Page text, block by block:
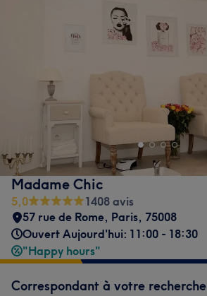
Madame Chic
5,0
1408 avis
57 rue de Rome, Paris, 75008
Ouvert Aujourd'hui: 11:00 - 18:30
"Happy hours"
Correspondant à votre recherche